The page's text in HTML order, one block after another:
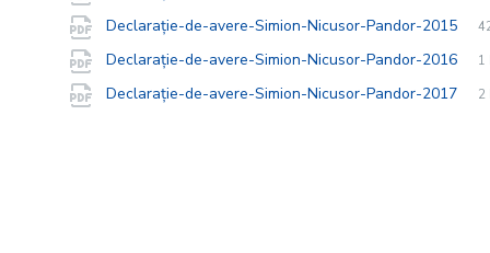
Declarație-de-avere-Simion-Nicusor-Pandor-2015
Declarație-de-avere-Simion-Nicusor-Pandor-2016 1
Declarație-de-avere-Simion-Nicusor-Pandor-2017 2